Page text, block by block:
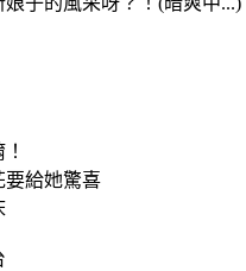
要給她驚喜